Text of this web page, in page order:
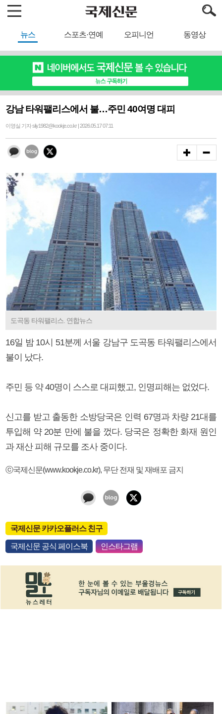
뉴스 스포츠·연예 오피니언 동영상
강남 타워팰리스에서 불…주민 40여명 대피
이영실 기자 sily1982@kookje.co.kr | 2026.05.17 07:11
도곡동 타워팰리스. 연합뉴스
16일 밤 10시 51분께 서울 강남구 도곡동 타워팰리스에서
불이 났다.
주민 등 약 40명이 스스로 대피했고, 인명피해는 없었다.
신고를 받고 출동한 소방당국은 인력 67명과 차량 21대를
투입해 약 20분 만에 불을 껐다. 당국은 정확한 화재 원인
과 재산 피해 규모를 조사 중이다.
ⓒ국제신문(www.kookje.co.kr), 무단 전재 및 재배포 금지
국제신문 카카오플러스 친구
국제신문 공식 페이스북 인스타그램